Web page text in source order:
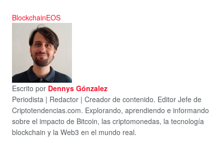
BlockchainEOS
Escrito por Dennys Gónzalez
Periodista | Redactor | Creador de contenido. Editor Jefe de
Criptotendencias.com. Explorando, aprendiendo e informando
sobre el impacto de Bitcoin, las criptomonedas, la tecnología
blockchain y la Web3 en el mundo real.